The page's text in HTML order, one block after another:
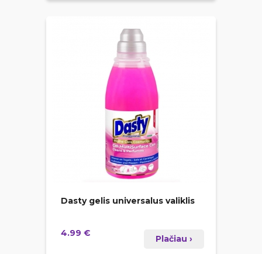
Dasty gelis universalus valiklis
4.99 €
Plačiau ›